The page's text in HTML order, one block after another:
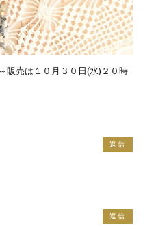
販売は１０月３０日(水)２０時
返信
返信